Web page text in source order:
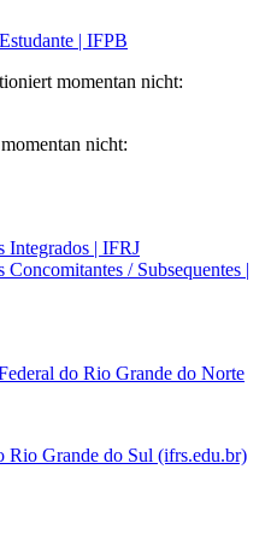
| IFPB
momentan nicht:
nicht:
Integrados | IFRJ
/ Subsequentes |
do Rio Grande do Norte
Rio Grande do Sul (ifrs.edu.br)